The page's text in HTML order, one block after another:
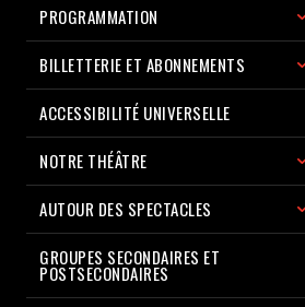
PROGRAMMATION
BILLETTERIE ET ABONNEMENTS
ACCESSIBILITÉ UNIVERSELLE
NOTRE THÉÂTRE
AUTOUR DES SPECTACLES
GROUPES SECONDAIRES ET
POSTSECONDAIRES